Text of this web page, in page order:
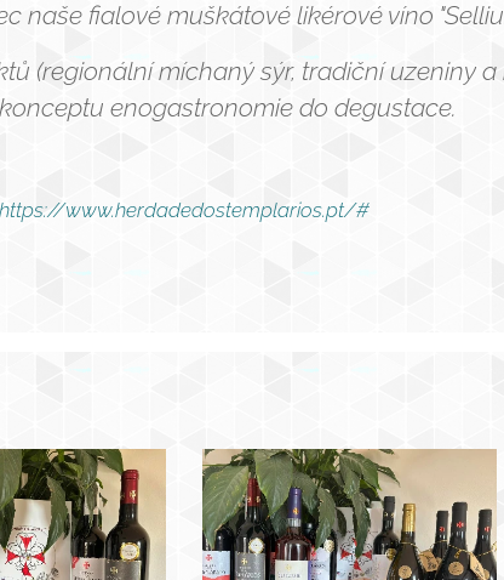
naše fialové muškátové likérové ​​víno
(regionální míchaný sýr, tradiční uzeniny a
enogastronomie do degustace.
https://www.herdadedostemplarios.pt/#